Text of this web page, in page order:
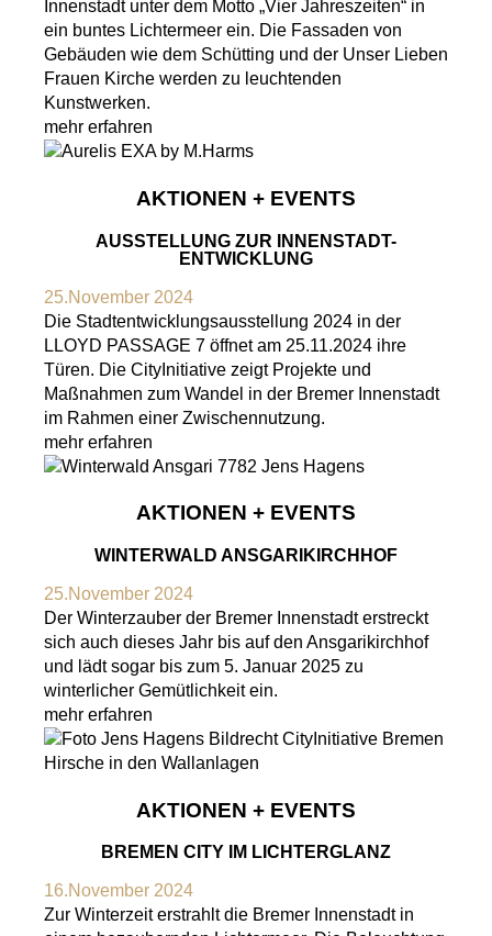
Innenstadt unter dem Motto „Vier Jahreszeiten“ in
ein buntes Lichtermeer ein. Die Fassaden von
Gebäuden wie dem Schütting und der Unser Lieben
Frauen Kirche werden zu leuchtenden
Kunstwerken.
mehr erfahren
AKTIONEN + EVENTS
AUSSTELLUNG ZUR INNENSTADT-
ENTWICKLUNG
25.November 2024
Die Stadtentwicklungsausstellung 2024 in der
LLOYD PASSAGE 7 öffnet am 25.11.2024 ihre
Türen. Die CityInitiative zeigt Projekte und
Maßnahmen zum Wandel in der Bremer Innenstadt
im Rahmen einer Zwischennutzung.
mehr erfahren
AKTIONEN + EVENTS
WINTERWALD ANSGARIKIRCHHOF
25.November 2024
Der Winterzauber der Bremer Innenstadt erstreckt
sich auch dieses Jahr bis auf den Ansgarikirchhof
und lädt sogar bis zum 5. Januar 2025 zu
winterlicher Gemütlichkeit ein.
mehr erfahren
AKTIONEN + EVENTS
BREMEN CITY IM LICHTERGLANZ
16.November 2024
Zur Winterzeit erstrahlt die Bremer Innenstadt in